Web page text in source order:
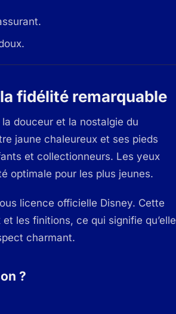
fidélité remarquable
douceur et la nostalgie du
jaune chaleureux et ses pieds
et collectionneurs. Les yeux
optimale pour les plus jeunes.
licence officielle Disney. Cette
les finitions, ce qui signifie qu’elle
charmant.
?